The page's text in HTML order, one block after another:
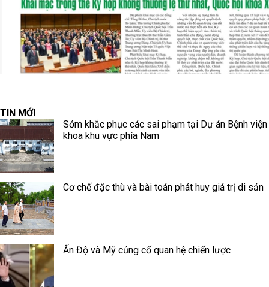
TIN MỚI
Sớm khắc phục các sai phạm tại Dự án Bệnh
khoa khu vực phía Nam
Cơ chế đặc thù và bài toán phát huy giá trị di sản
Ấn Độ và Mỹ củng cố quan hệ chiến lược